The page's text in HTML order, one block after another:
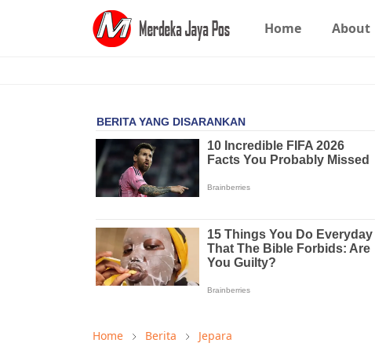
Home About
Home Berita Jepara